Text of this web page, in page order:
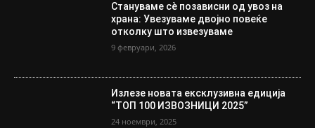
Стануваме сè позависни од увоз на
храна: Увезуваме двојно повеќе
отколку што извезуваме
9 февруари, 2026
Излезе новата ексклузивна едиција
“ТОП 100 ИЗВОЗНИЦИ 2025”
24 ноември, 2025